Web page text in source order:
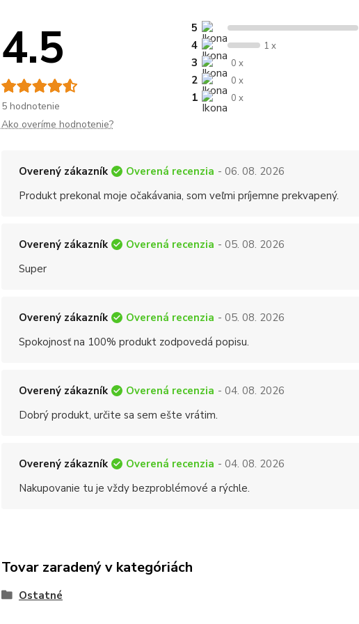
4.5
5 hodnotenie
5
4
1 x
3 0 x
2 0 x
1 0 x
Ako overíme hodnotenie?
Overený zákazník Overená recenzia - 06. 08. 2026
Produkt prekonal moje očakávania, som veľmi príjemne prekvapený.
Overený zákazník Overená recenzia - 05. 08. 2026
Super
Overený zákazník Overená recenzia - 05. 08. 2026
Spokojnosť na 100% produkt zodpovedá popisu.
Overený zákazník Overená recenzia - 04. 08. 2026
Dobrý produkt, určite sa sem ešte vrátim.
Overený zákazník Overená recenzia - 04. 08. 2026
Nakupovanie tu je vždy bezproblémové a rýchle.
Tovar zaradený v kategóriách
Ostatné